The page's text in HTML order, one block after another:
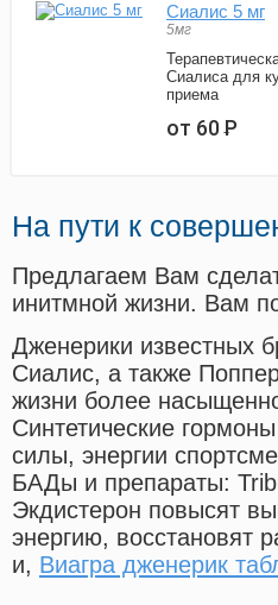
Сиалис 5 мг
5мг
Сиалиса для
приема
от 60Р
На пути к
Предлагаем Вам
инитмной жизни. Вам
Дженерики известных
Сиалис, а также
жизни более
Синтетические
силы, энергии
БАДы и препараты:
Экдистерон повысят
энергию, восстановят
и, Виагра дженерик